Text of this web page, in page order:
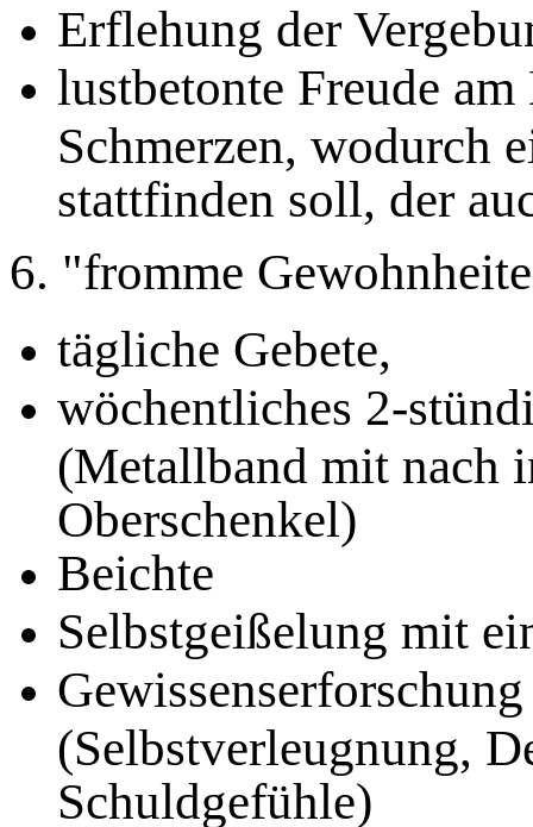
Erflehung der
lustbetonte Freude
Schmerzen, wodurch
stattfinden soll, der
6. "fromme
tägliche Gebete,
wöchentliches 2-
(Metallband mit nach
Oberschenkel)
Beichte
Selbstgeißelung mit
(Selbstverleugnung,
Schuldgefühle)